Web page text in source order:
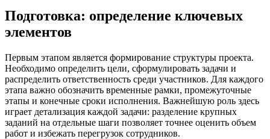
Подготовка: определение ключевых
элементов
Первым этапом является формирование структуры проекта.
Необходимо определить цели, сформулировать задачи и
распределить ответственность среди участников. Для каждого
этапа важно обозначить временные рамки, промежуточные
этапы и конечные сроки исполнения. Важнейшую роль здесь
играет детализация каждой задачи: разделение крупных
заданий на отдельные шаги позволяет точнее оценить объем
работ и избежать перегрузок сотрудников.